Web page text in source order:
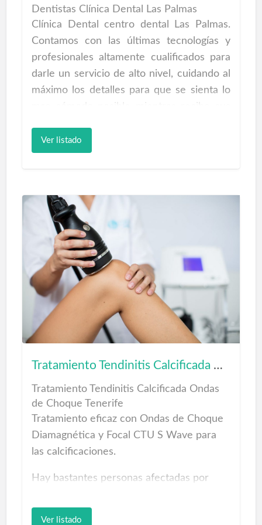
Dentistas Clínica Dental Las Palmas
Clínica Dental centro dental Las Palmas.
Contamos con las últimas tecnologías y
profesionales altamente cualificados para
darle un servicio de alto nivel, cuidando al
máximo los detalles para que se sienta lo
Dental tu sonrisa es lo más importante,
hoy en día es imprescindible tener en
perfecto estado nuestros dientes. Una
una imagen atractiva que ayuda a sonreír
con naturalidad además de darte
seguridad y calidad de vida, por lo que no
debes privarte ni renunciar a sonreír como
parte importante de tu estética y de tu
felicidad…
Servicios Centro Dental en Las Palmas de
Gran Canaria.
Periodoncia Implantología Prótesis dental
Cirugía oral Radiología TE ESPERAMOS
Ver listado
Tratamiento Tendinitis Calcificada Ondas de Choque
Tratamiento Tendinitis Calcificada Ondas
de Choque Tenerife
Tratamiento eficaz con Ondas de Choque
Diamagnética y Focal CTU S Wave para
las calcificaciones.
Hay bastantes personas afectadas por
hablamos de las lesiones del hombro,
Ver listado